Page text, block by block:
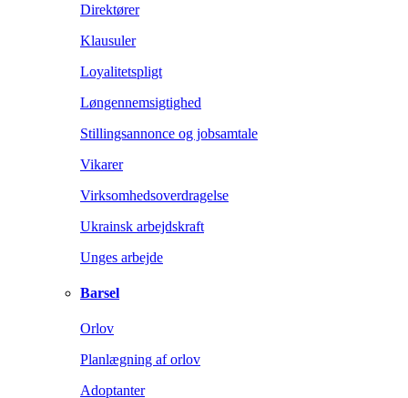
Direktører
Klausuler
Loyalitetspligt
Løngennemsigtighed
Stillingsannonce og jobsamtale
Vikarer
Virksomhedsoverdragelse
Ukrainsk arbejdskraft
Unges arbejde
Barsel
Orlov
Planlægning af orlov
Adoptanter